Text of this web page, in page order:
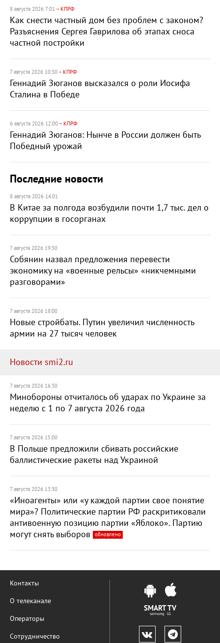
8 августа 2026 7:01 – КПРФ
Как снести частный дом без проблем с законом?
Разъяснения Сергея Гаврилова об этапах сноса
частной постройки
7 августа 2026 10:30 – КПРФ
Геннадий Зюганов высказался о роли Иосифа
Сталина в Победе
6 августа 2026 12:00 – КПРФ
Геннадий Зюганов: Нынче в России должен быть
Победный урожай
Последние новости
8 августа 2026 14:01
В Китае за полгода возбудили почти 1,7 тыс. дел о
коррупции в госорганах
7 августа 2026 19:30
Собянин назвал предложения перевести
экономику на «военные рельсы» «никчемными
разговорами»
7 августа 2026 18:00
Новые стройбаты. Путин увеличил численность
армии на 27 тысяч человек
Новости smi2.ru
7 августа 2026 16:30
Минобороны отчиталось об ударах по Украине за
неделю с 1 по 7 августа 2026 года
7 августа 2026 15:00
В Польше предложили сбивать российские
баллистические ракеты над Украиной
7 августа 2026 13:30
«Иноагенты» или «у каждой партии свое понятие
мира»? Политические партии РФ раскритиковали
антивоенную позицию партии «Яблоко». Партию
могут снять выборов
обновлено
Контакты
О телеканале
Операторы
Сотрудничество
SMART TV
samsung LG